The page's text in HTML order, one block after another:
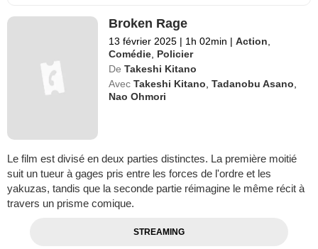
Broken Rage
13 février 2025 | 1h 02min | Action
Comédie Policier
De Takeshi Kitano
Avec Takeshi Kitano ,Tadanobu Asano
Nao Ohmori
Le film est divisé en deux parties distinctes. La première moitié
suit un tueur à gages pris entre les forces de l'ordre et les
yakuzas, tandis que la seconde partie réimagine le même récit à
travers un prisme comique.
STREAMING